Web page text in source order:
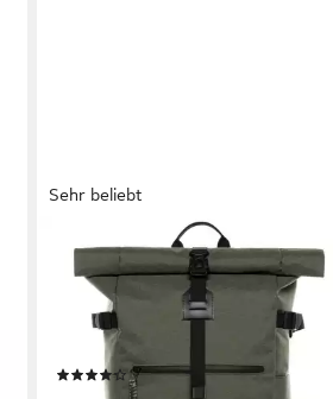
Sehr beliebt
SONS OF ALOHA
Rucksack XL RollTop Rucksack
KANE erweiterbar Laptop-Fach groß,
Tagesrucksack Laptopfach aus
recyceltem Plastik, Daypack viele
Fächer
(40)